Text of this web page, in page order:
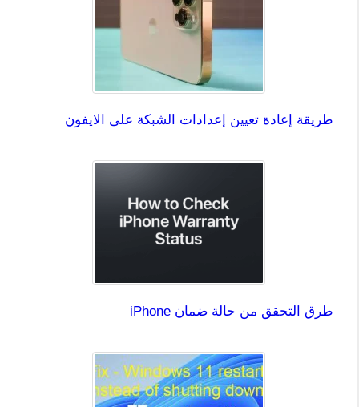
طريقة إعادة تعيين إعدادات الشبكة على الايفون
طرق التحقق من حالة ضمان iPhone